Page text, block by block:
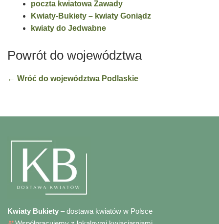
poczta kwiatowa Zawady
Kwiaty-Bukiety – kwiaty Goniądz
kwiaty do Jedwabne
Powrót do województwa
← Wróć do województwa Podlaskie
Kwiaty Bukiety – dostawa kwiatów w Polsce